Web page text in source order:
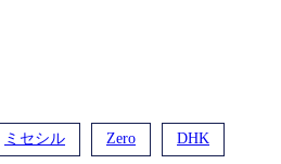
ミセシル Zero DHK